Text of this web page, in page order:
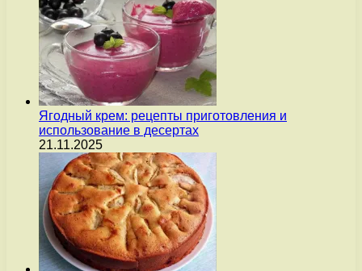
Ягодный крем: рецепты приготовления и
использование в десертах
21.11.2025